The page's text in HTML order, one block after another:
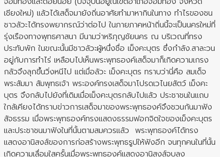
เชียงใหม่) แล้วได้เสด็จมายังถิ่นอาศัยทำมาหากินในทาง ทำไรของชน
ชาวลัวะได้ทรงพยากรณ์ว่าต่อไป ในภายภาคหน้าถิ่นนี้จะเป็นนครใหม่ที่
รุ่งเรืองทางพุทธศาสนา มีนามว่าหริภุญชัยนคร ณ บริเวณที่ทรง
ประทับพัก ในขณะนั้นมีชาวลัวะผู้หนึ่งชื่อ เม็งคะบุตร ซึ่งกําลัง.สาละวน
อยู่กับการทำไร่ เหลือบไปเห็นพระพุทธองค์เสด็จมาก็เกิดความเกรง
กลัวจึงลุกขึ้นวิ่งหนีไป แต่เมื่อลัวะ เม็งคะบุตร ทราบว่านี่คือ สมเด็จ
พระสัมมา สัมพุทธเจ้า พระองค์ทรงเสด็จมาโปรดเวไนยสัตว์ เม็งคะ
บุตร จึงกลับไปยังที่เดิมเมื่อเม็งคะบุตรกลับไปแล้ว ประชาชนในแถบ
ใกล้เคียงได้ทราบข่าวการเสด็จมาของพระพุทธองค์จึงชวนกันมาฟัง
สัจธรรม เมื่อพระพุทธองค์ทรงแสดงธรรมฟอกจิตใจของเม็งคะบุตร
และประชาชนมาฟังในที่นั้นตามสมควรแล้ว พระพุทธองค์ได้ทรง
แสดงอานิสงส์ของการก่อสร้างพระพุทธรูปให้ฟังอีก จนทุกคนในที่นั้น
เกิดความเลื่อมใสครั้นเมื่อพระพุทธองค์แสดงอานิสงส์จบลง